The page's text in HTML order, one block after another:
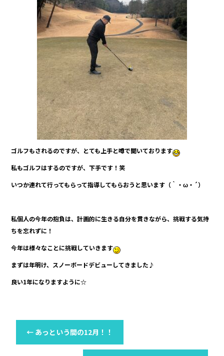
ゴルフもされるのですが、とても上手と噂で聞いております
私もゴルフはするのですが、下手です！笑
いつか連れて行ってもらって指導してもらおうと思います（｀・ω・´）
私個人の今年の抱負は、計画的に生きる自分を貫きながら、挑戦する気持
ちを忘れずに！
今年は様々なことに挑戦していきます
まずは年明け、スノーボードデビューしてきました♪
良い1年になりますように☆
← あっという間の12月！！